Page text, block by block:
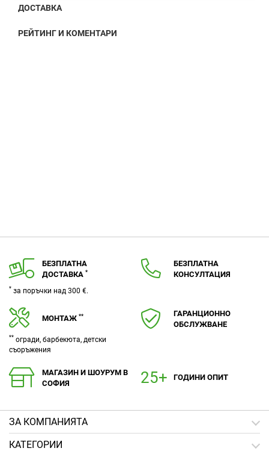
ДОСТАВКА
РЕЙТИНГ И КОМЕНТАРИ
БЕЗПЛАТНА
ДОСТАВКА *
* за поръчки над 300 €.
БЕЗПЛАТНА
КОНСУЛТАЦИЯ
МОНТАЖ **
** огради, барбекюта, детски
съоръжения
ГАРАНЦИОННО
ОБСЛУЖВАНЕ
МАГАЗИН И ШОУРУМ В
СОФИЯ
ГОДИНИ ОПИТ
ЗA КОМПАНИЯТА
КАТЕГОРИИ